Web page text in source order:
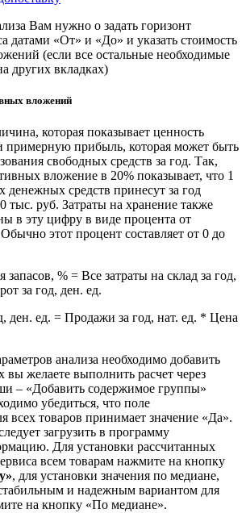
Вам нужно о задать горизонт
датами «От» и «До» и указать стоимость
(если все остальные необходимые
других вкладках)
вложений
которая показывает ценность
примерную прибыль, которая может быть
свободных средств за год. Так,
вложение в 20% показывает, что 1
денежных средств принесут за год
тыс. руб. Затраты на хранение также
в эту цифру в виде процента от
этот процент составляет от 0 до
% = Все затраты на склад за год,
за год, ден. ед.
ден. ед. = Продажи за год, нат. ед. * Цена
анализа необходимо добавить
вы желаете выполнить расчет через
– «Добавить содержимое группы»
убедиться, что поле
всех товаров принимает значение «Да».
загрузить в программу
Для установки рассчитанных
всем товарам нажмите на кнопку
, для установки значения по медиане,
стабильным и надежным вариантом для
на кнопку «По медиане».